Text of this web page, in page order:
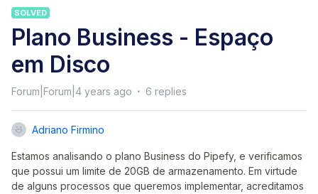
SOLVED
Plano Business - Espaço
em Disco
Forum|Forum|4 years ago 6 replies
Adriano Firmino
Estamos analisando o plano Business do Pipefy, e verificamos
que possui um limite de 20GB de armazenamento. Em virtude
de alguns processos que queremos implementar, acreditamos